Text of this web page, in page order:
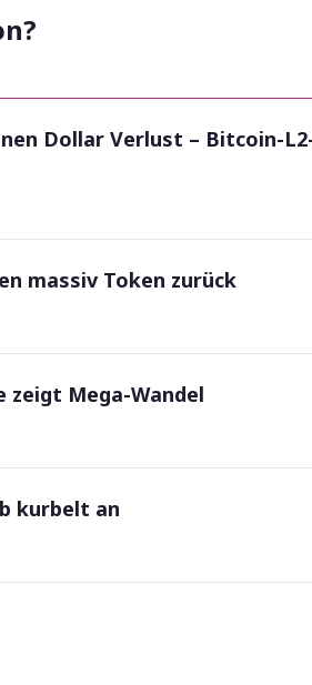
Dollar Verlust – Bitcoin-
massiv Token zurück
zeigt Mega-Wandel
kurbelt an